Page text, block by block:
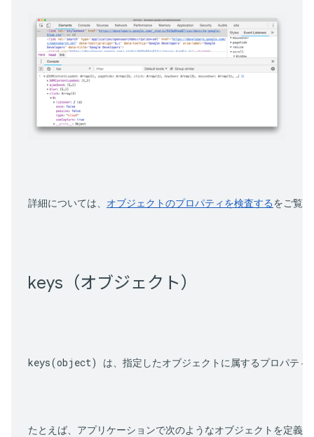
詳細については、 オブジェクトのプロパティを検査するをご覧
keys（オブジェクト）
keys(object) は、指定したオブジェクトに属するプロパテ
たとえば、アプリケーションで次のようなオブジェクトを定義